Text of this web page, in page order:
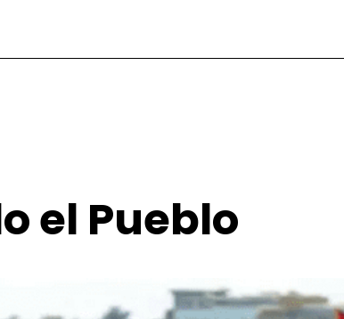
el Pueblo